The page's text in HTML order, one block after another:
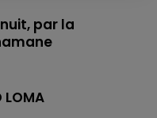
par la
LOMA